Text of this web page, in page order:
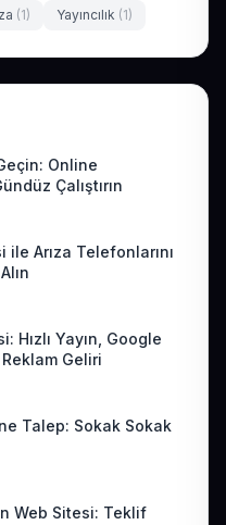
(1) Yayıncılık (1)
Online
Çalıştırın
Arıza Telefonlarını
Hızlı Yayın, Google
Geliri
Talep: Sokak Sokak
Web Sitesi: Teklif